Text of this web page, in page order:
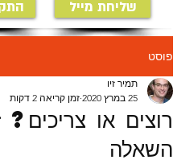
שליחת מייל
פוסט
רוצים או
השאלה
תמיר זיו
25 במרץ 2020
זמן קריאה 2 דקות